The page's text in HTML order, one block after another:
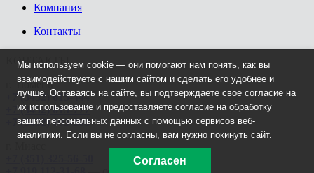
Компания
Контакты
КОНТАКТЫ
г. Тюмень
+7 (3452) 615-444
+7 (3452) 615-777
+7 (3452) 603-308
— офис
Мы используем cookie — они помогают нам понять, как вы
взаимодействуете с нашим сайтом и сделать его удобнее и
лучше. Оставаясь на сайте, вы подтверждаете свое согласие на
их использование и предоставляете согласие на обработку
ваших персональных данных с помощью сервисов веб-
аналитики. Если вы не согласны, вам нужно покинуть сайт.
Согласен